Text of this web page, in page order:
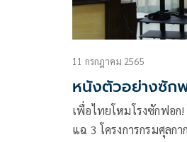
11 กรกฎาคม 2565
หนังตัวอย่างซัก
เพื่อไทยโหมโรงซักฟอก! โชว์หนังตัวอย่างทุจริตรัฐบาล
แฉ 3 โครงการกรมศุลก